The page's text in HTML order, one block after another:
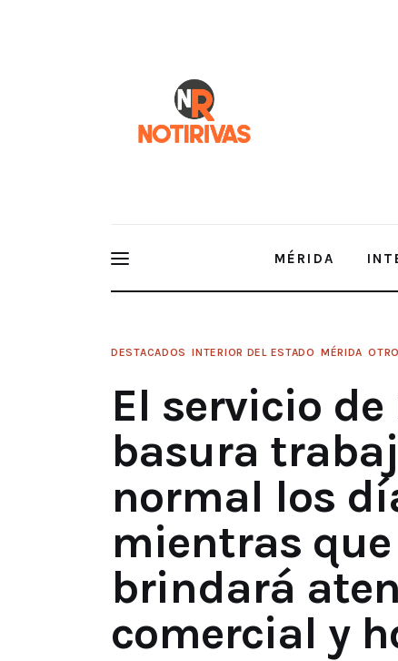
MÉRIDA
El servicio de recolección de basura trabajará
mientras que Servilimpia sólo brindará atención
DESTACADOS INTERIOR DEL ESTADO MÉRIDA
El servicio
basura
normal los
mientras
brindará
comercial y